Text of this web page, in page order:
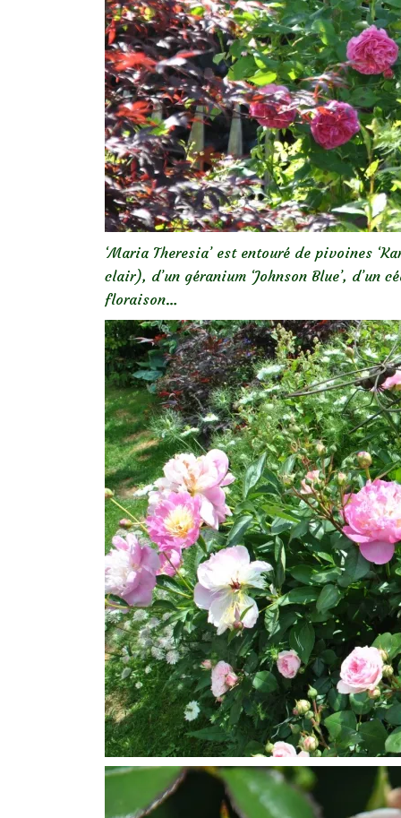
‘Maria Theresia’ est entouré de pivoines
clair), d’un géranium ‘Johnson Blue’, d’un
floraison…